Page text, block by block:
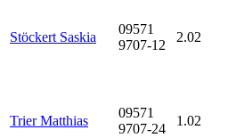
Stöckert Saskia
09571
9707-12
2.02
Trier Matthias
09571
9707-24
1.02